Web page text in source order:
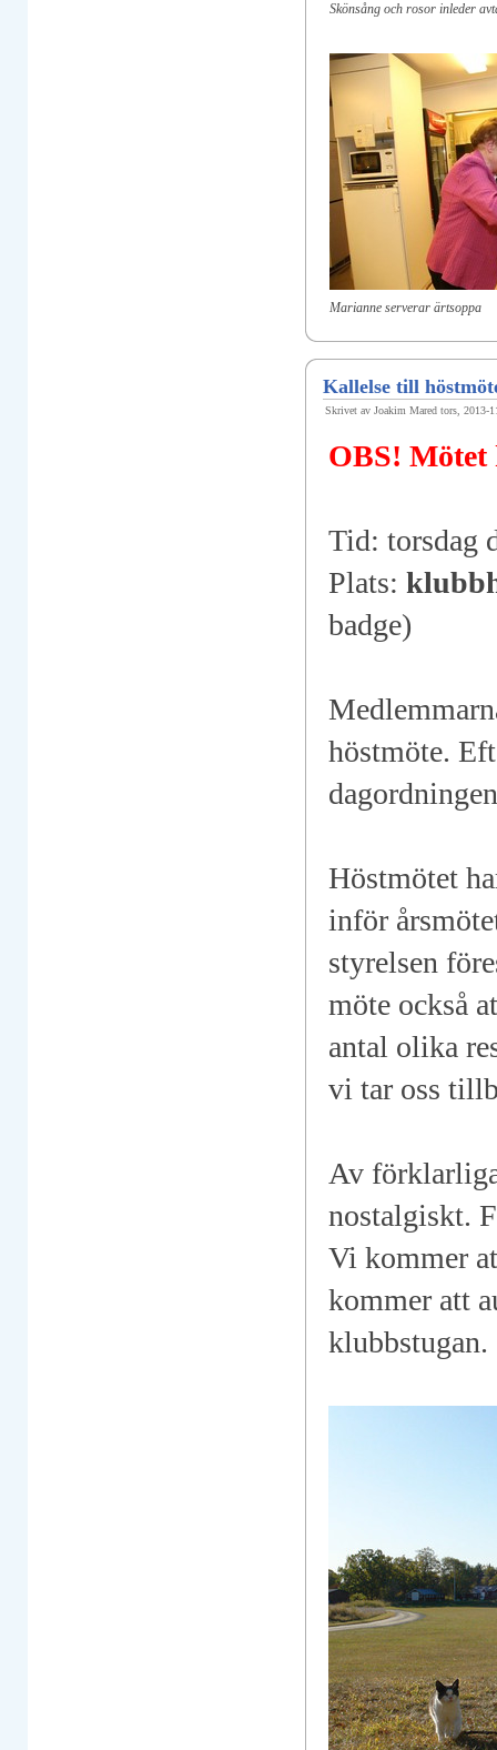
Skönsång och rosor inleder
Marianne serverar ärtsoppa
Kallelse till
Skrivet av Joakim Mared tors, 2013-
OBS!
Tid: torsdag
Plats:
badge)
höstmöte.
Höstmötet
inför
styrelsen
möte också
antal olika
vi tar oss
Av
nostalgiskt.
Vi kommer
kommer att
klubbstugan.